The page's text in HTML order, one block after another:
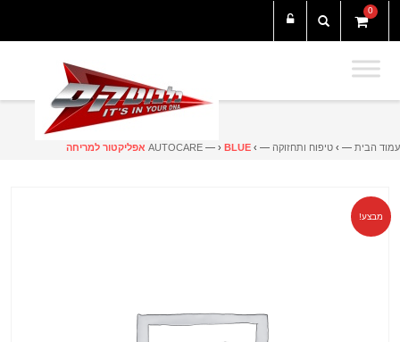
0
עמוד הבית — › טיפוח ותחזוקה — ›
AUTOCARE — › BLUE אפליקטור למריחה
מבצע!